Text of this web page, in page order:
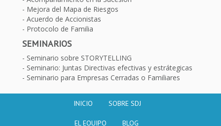
Mejora del Mapa de Riesgos
Acuerdo de Accionistas
Protocolo de Familia
SEMINARIOS
Seminario sobre STORYTELLING
Seminario: Juntas Directivas efectivas y estrátegicas
Seminario para Empresas Cerradas o Familiares
INICIO SOBRE SDJ
EL EQUIPO BLOG